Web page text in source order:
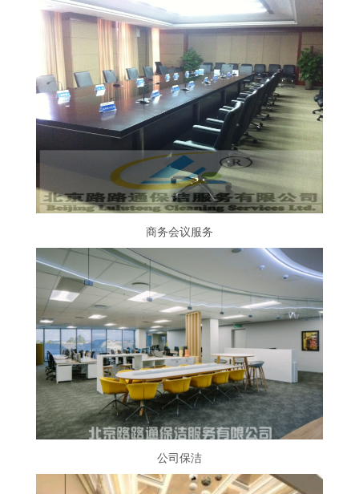
外墙清洗 地毯清洗 烟道清洗 开荒保洁
绿化养护 石材养护
商务会议服务
公司保洁